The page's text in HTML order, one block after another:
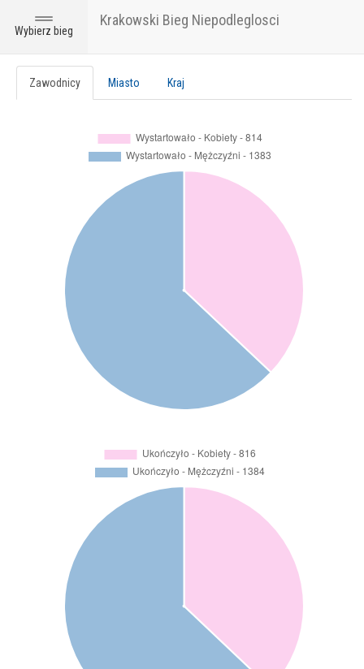
Toggle
navigation
Wybierz bieg
Krakowski Bieg Niepodleglosci
Zawodnicy Miasto Kraj